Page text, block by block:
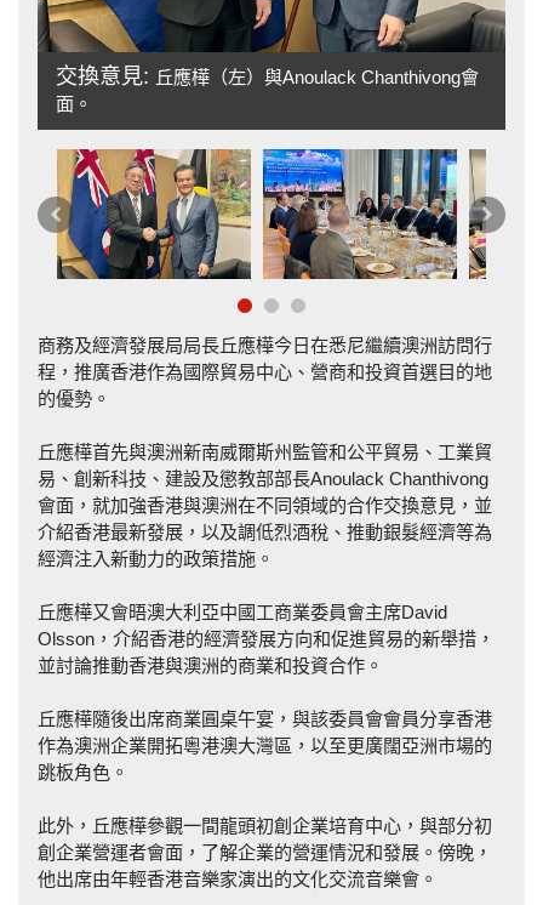
交換意見: 丘應樺（左）與Anoulack Chanthivong會
面。
下
一
上
一
篇
商務及經濟發展局局長丘應樺今日在悉尼繼續澳洲訪問行
程，推廣香港作為國際貿易中心、營商和投資首選目的地
的優勢。
丘應樺首先與澳洲新南威爾斯州監管和公平貿易、工業貿
易、創新科技、建設及懲教部部長Anoulack Chanthivong
會面，就加強香港與澳洲在不同領域的合作交換意見，並
介紹香港最新發展，以及調低烈酒稅、推動銀髮經濟等為
經濟注入新動力的政策措施。
丘應樺又會晤澳大利亞中國工商業委員會主席David
Olsson，介紹香港的經濟發展方向和促進貿易的新舉措，
並討論推動香港與澳洲的商業和投資合作。
丘應樺隨後出席商業圓桌午宴，與該委員會會員分享香港
作為澳洲企業開拓粵港澳大灣區，以至更廣闊亞洲市場的
跳板角色。
此外，丘應樺參觀一間龍頭初創企業培育中心，與部分初
創企業營運者會面，了解企業的營運情況和發展。傍晚，
他出席由年輕香港音樂家演出的文化交流音樂會。